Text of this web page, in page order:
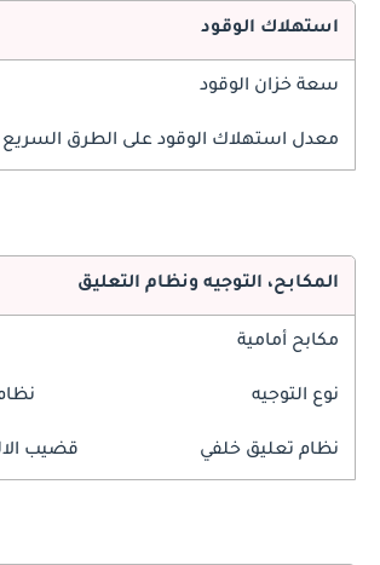
استهلاك الوقود
سعة خزان الوقود
معدل استهلاك الوقود على الطرق السريع
المكابح، التوجيه ونظام التعليق
مكابح أمامية
نوع التوجيه
نظام تعليق خلفي قضيب